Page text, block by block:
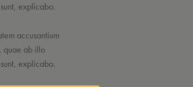
explicabo.
accusantium
quae ab illo
explicabo.